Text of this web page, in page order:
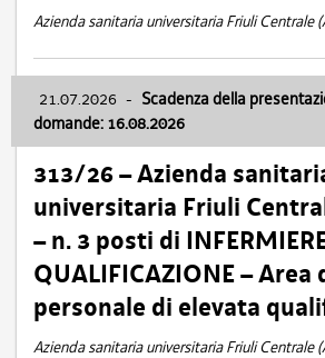
Azienda sanitaria universitaria Friuli Centrale
21.07.2026 - Scadenza della
domande: 16.08.2026
313/26 – Azienda
universitaria Friuli
– n. 3 posti di
QUALIFICAZIONE – Area
personale di elevata
Azienda sanitaria universitaria Friuli Centrale